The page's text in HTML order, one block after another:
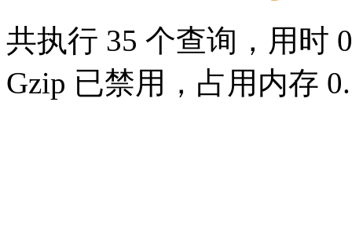
共执行 35 个查询，用时
Gzip 已禁用，占用内存